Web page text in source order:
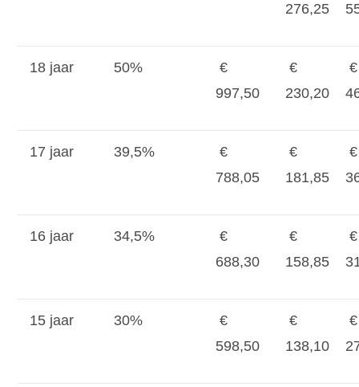
276,25
18 jaar 50%
€
997,50
€
230,20
€
17 jaar 39,5%
€
788,05
€
181,85
€
16 jaar 34,5%
€
688,30
€
158,85
€
15 jaar 30%
€
598,50
€
138,10
€